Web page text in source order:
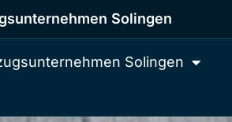
Solingen
Solingen